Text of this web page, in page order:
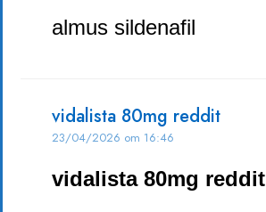
almus sildenafil
vidalista 80mg reddit
23/04/2026 om 16:46
vidalista 80mg reddit